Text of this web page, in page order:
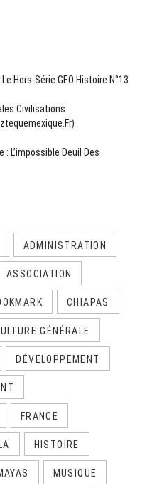
Hors-Série GEO Histoire N°13
Civilisations
: L’impossible Deuil Des
ADMINISTRATION
ASSOCIATION
CHIAPAS
GÉNÉRALE
DÉVELOPPEMENT
FRANCE
HISTOIRE
MUSIQUE